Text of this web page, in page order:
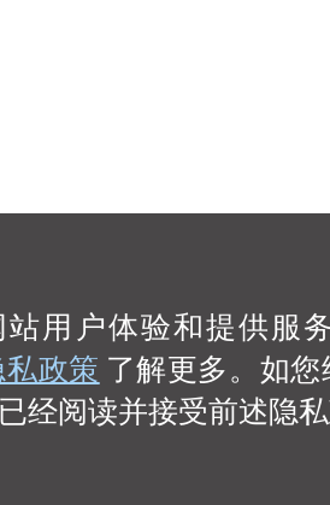
用户体验和提供服
政策 了解更多。如
经阅读并接受前述隐